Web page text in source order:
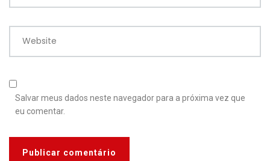
Website
Salvar meus dados neste navegador para a próxima vez que
eu comentar.